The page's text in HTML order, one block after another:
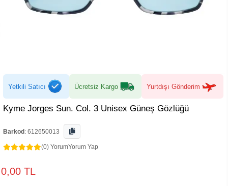
Yetkili Satıcı Ücretsiz Kargo Yurtdışı Gönderim
Kyme Jorges Sun. Col. 3 Unisex Güneş Gözlüğü
Barkod : 612650013
(0) YorumYorum Yap
0,00 TL